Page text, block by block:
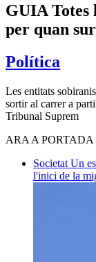
GUIA Totes
per quan
Política
Les entitats
sortir al carrer a
Tribunal Suprem
ARA A PORTADA
Societat Un
l'inici de la